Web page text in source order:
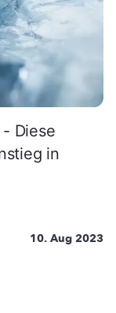
- Diese
in
10. Aug 2023